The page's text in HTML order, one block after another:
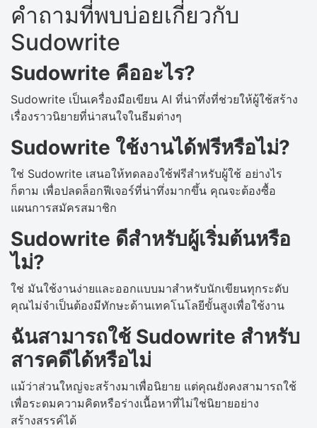
คำถามที่พบบ่อยเกี่ยวกับ
Sudowrite
Sudowrite คืออะไร?
Sudowrite เป็นเครื่องมือเขียน AI ที่น่าทึ่งที่ช่วยให้ผู้ใช้สร้าง
เรื่องราวนิยายที่น่าสนใจในธีมต่างๆ
Sudowrite ใช้งานได้ฟรีหรือไม่?
ใช่ Sudowrite เสนอให้ทดลองใช้ฟรีสำหรับผู้ใช้ อย่างไร
ก็ตาม เพื่อปลดล็อกฟีเจอร์ที่น่าทึ่งมากขึ้น คุณจะต้องซื้อ
แผนการสมัครสมาชิก
Sudowrite ดีสำหรับผู้เริ่มต้นหรือ
ไม่?
ใช่ มันใช้งานง่ายและออกแบบมาสำหรับนักเขียนทุกระดับ
คุณไม่จำเป็นต้องมีทักษะด้านเทคโนโลยีขั้นสูงเพื่อใช้งาน
ฉันสามารถใช้ Sudowrite สำหรับ
สารคดีได้หรือไม่
แม้ว่าส่วนใหญ่จะสร้างมาเพื่อนิยาย แต่คุณยังคงสามารถใช้
เพื่อระดมความคิดหรือร่างเนื้อหาที่ไม่ใช่นิยายอย่าง
สร้างสรรค์ได้